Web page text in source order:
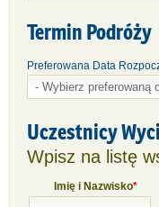
Termin Podróży
Preferowana Data
Uczestnicy
Wpisz na listę
Imię i Nazwisko*